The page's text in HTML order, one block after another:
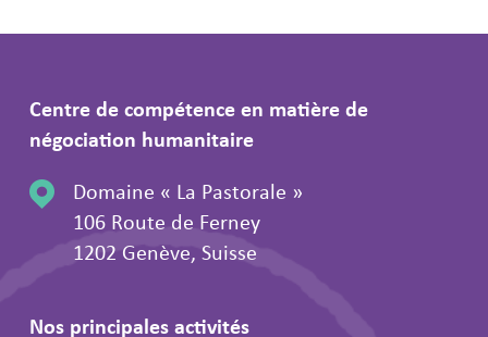
Centre de compétence en matière de
négociation humanitaire
Domaine « La Pastorale »
106 Route de Ferney
1202 Genève, Suisse
Nos principales activités